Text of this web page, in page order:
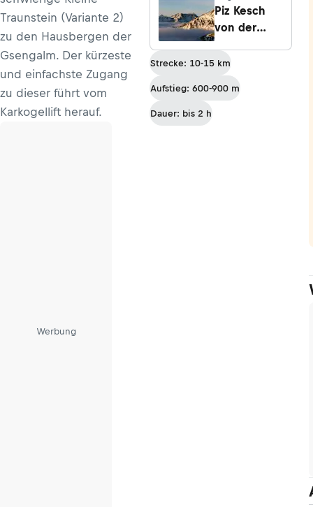
Traunstein (Variante 2)
zu den Hausbergen der
Gsengalm. Der kürzeste
und einfachste Zugang
zu dieser führt vom
Karkogellift herauf.
Werbung
nach St.
Martin
Hochtouren ·
Graubünden
Piz Kesch
von der
´Es-cha
Strecke: 10-15 km
Aufstieg: 600-900 m
Dauer: bis 2 h